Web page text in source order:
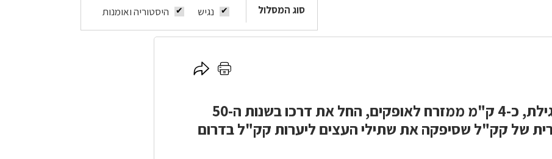
סוג המסלול נגיש היסטוריה ואומנות
לחץ
לחץ
אתר קק"ל בגילת, כ-4 ק"מ ממזרח לאופקים, החל את דרכו בשנות ה-50
של קק"ל שסיפקה את שתילי העצים ליערות קק"ל בדרום